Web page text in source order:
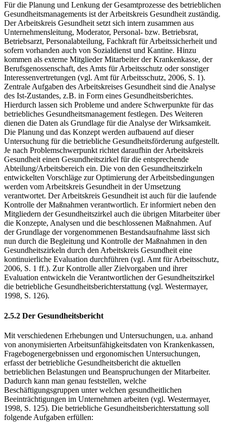
Für die Planung und Lenkung der Gesamtprozesse des betrieblichen
Gesundheitsmanagements ist der Arbeitskreis Gesundheit zuständig.
Der Arbeitskreis Gesundheit setzt sich intern zusammen aus
Unternehmensleitung, Moderator, Personal- bzw. Betriebsrat,
Betriebsarzt, Personalabteilung, Fachkraft für Arbeitssicherheit und
sofern vorhanden auch von Sozialdienst und Kantine. Hinzu
kommen als externe Mitglieder Mitarbeiter der Krankenkasse, der
Berufsgenossenschaft, des Amts für Arbeitsschutz oder sonstiger
Interessenvertretungen (vgl. Amt für Arbeitsschutz, 2006, S. 1).
Zentrale Aufgaben des Arbeitskreises Gesundheit sind die Analyse
des Ist-Zustandes, z.B. in Form eines Gesundheitsberichtes.
Hierdurch lassen sich Probleme und andere Schwerpunkte für das
betriebliches Gesundheitsmanagement festlegen. Des Weiteren
dienen die Daten als Grundlage für die Analyse der Wirksamkeit.
Die Planung und das Konzept werden aufbauend auf dieser
Untersuchung für die betriebliche Gesundheitsförderung aufgestellt.
Je nach Problemschwerpunkt richtet daraufhin der Arbeitskreis
Gesundheit einen Gesundheitszirkel für die entsprechende
Abteilung/Arbeitsbereich ein. Die von den Gesundheitszirkeln
entwickelten Vorschläge zur Optimierung der Arbeitsbedingungen
werden vom Arbeitskreis Gesundheit in der Umsetzung
verantwortet. Der Arbeitskreis Gesundheit ist auch für die laufende
Kontrolle der Maßnahmen verantwortlich. Er informiert neben den
Mitgliedern der Gesundheitszirkel auch die übrigen Mitarbeiter über
die Konzepte, Analysen und die beschlossenen Maßnahmen. Auf
der Grundlage der vorgenommenen Bestandsaufnahme lässt sich
nun durch die Begleitung und Kontrolle der Maßnahmen in den
Gesundheitszirkeln durch den Arbeitskreis Gesundheit eine
kontinuierliche Evaluation durchführen (vgl. Amt für Arbeitsschutz,
2006, S. 1 ff.). Zur Kontrolle aller Zielvorgaben und ihrer
Evaluation entwickeln die Verantwortlichen der Gesundheitszirkel
die betriebliche Gesundheitsberichterstattung (vgl. Westermayer,
1998, S. 126).
2.5.2 Der Gesundheitsbericht
Mit verschiedenen Erhebungen und Untersuchungen, u.a. anhand
von anonymisierten Arbeitsunfähigkeitsdaten von Krankenkassen,
Fragebogenergebnissen und ergonomischen Untersuchungen,
erfasst der betriebliche Gesundheitsbericht die aktuellen
betrieblichen Belastungen und Beanspruchungen der Mitarbeiter.
Dadurch kann man genau feststellen, welche
Beschäftigungsgruppen unter welchen gesundheitlichen
Beeinträchtigungen im Unternehmen arbeiten (vgl. Westermayer,
1998, S. 125). Die betriebliche Gesundheitsberichterstattung soll
folgende Aufgaben erfüllen: